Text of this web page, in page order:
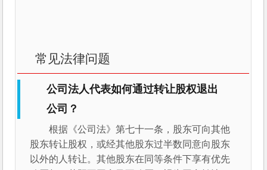
常见法律问题
公司法人代表如何通过转让股权退出
公司？
根据《公司法》第七十一条，股东可向其他
股东转让股权，或经其他股东过半数同意向股东
以外的人转让。其他股东在同等条件下享有优先